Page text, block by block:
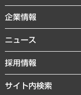
共生・ダイバーシティ
GRC（ガバナンス・リスク
経済・産業・雇用・労働
レポート
コラム
経営用語集
受託・受注実績（官公庁関
メディア掲載・出演
セミナー・イベント情報
MUFGビジネスセミナー
受託案件情報
企業情報
私たちの想い
社長メッセージ
会社概要
ニュース
ニュースリリース
お知らせ
採用情報
サイト内検索